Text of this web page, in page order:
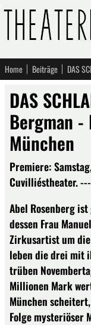
Home Beiträge
DAS
Bergman -
München
Premiere:
Cuvilliéstheater.
Abel Rosenberg
dessen Frau
Zirkusartist um die
leben die drei mit
trüben
Millionen Mark
München
Folge mysteriöser